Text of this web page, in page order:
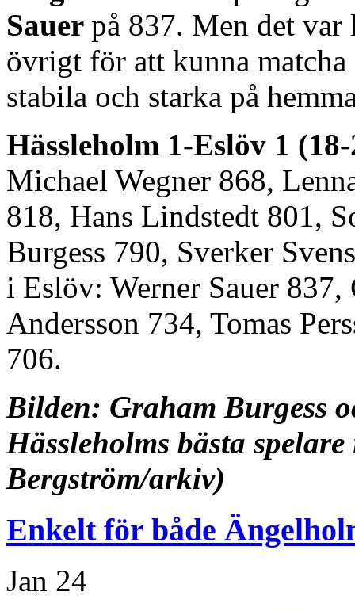
Sauer på 837. Men det
övrigt för att kunna
stabila och starka på
Hässleholm 1-Eslöv 1
Michael Wegner 868,
818, Hans Lindstedt 801,
Burgess 790, Sverker
i Eslöv: Werner Sauer
Andersson 734, Tomas
706.
Bilden: Graham Burgess
Hässleholms bästa
Bergström/arkiv)
Enkelt för både
Jan 24